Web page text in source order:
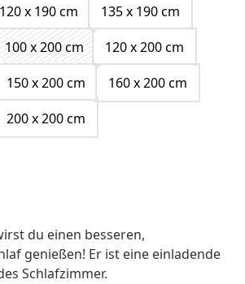
120 x 190 cm
135 x 190 cm
100 x 200 cm
120 x 200 cm
150 x 200 cm
160 x 200 cm
200 x 200 cm
du einen besseren,
genießen! Er ist eine einladende
Schlafzimmer.